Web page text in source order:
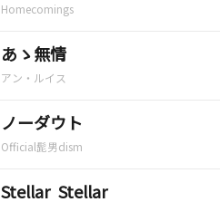
Homecomings
あゝ無情
アン・ルイス
ノーダウト
Official髭男dism
Stellar Stellar